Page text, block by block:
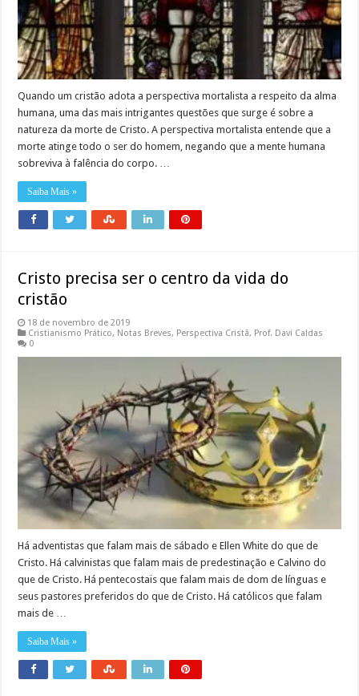
Quando um cristão adota a perspectiva mortalista a respeito da alma
humana, uma das mais intrigantes questões que surge é sobre a
natureza da morte de Cristo. A perspectiva mortalista entende que a
morte atinge todo o ser do homem, negando que a mente humana
sobreviva à falência do corpo. …
Saiba Mais »
Cristo precisa ser o centro da vida do
cristão
18 de novembro de 2019
Cristianismo Prático, Notas Breves, Perspectiva Cristã, Prof. Davi Caldas
0
Há adventistas que falam mais de sábado e Ellen White do que de
Cristo. Há calvinistas que falam mais de predestinação e Calvino do
que de Cristo. Há pentecostais que falam mais de dom de línguas e
seus pastores preferidos do que de Cristo. Há católicos que falam
mais de …
Saiba Mais »